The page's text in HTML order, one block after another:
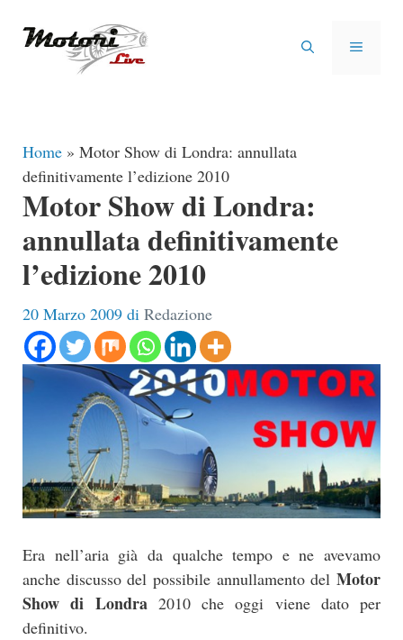
MENU
Home » Motor Show di Londra: annullata
definitivamente l’edizione 2010
Motor Show di Londra:
annullata definitivamente
l’edizione 2010
20 Marzo 2009 di Redazione
Era nell’aria già da qualche tempo e ne avevamo
anche discusso del possibile annullamento del Motor
Show di Londra2010 che oggi viene dato per
definitivo.